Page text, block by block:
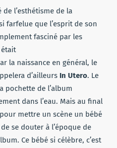
de l’esthétisme de la
farfelue que l’esprit de son
fasciné par les
était
la naissance en général, le
d’ailleurs In Utero. Le
pochette de l’album
dans l’eau. Mais au final
mettre un scène un bébé
se douter à l’époque de
Ce bébé si célèbre, c’est